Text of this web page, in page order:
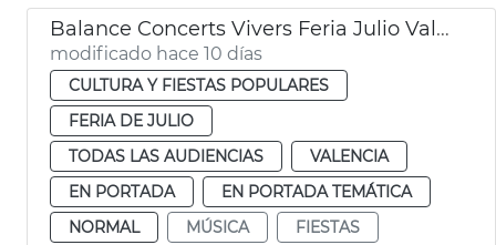
Balance Concerts Vivers Feria Julio València 2026
modificado hace 10 días
CULTURA Y FIESTAS POPULARES
FERIA DE JULIO
TODAS LAS AUDIENCIAS
VALENCIA
EN PORTADA
EN PORTADA TEMÁTICA
NORMAL
MÚSICA
FIESTAS